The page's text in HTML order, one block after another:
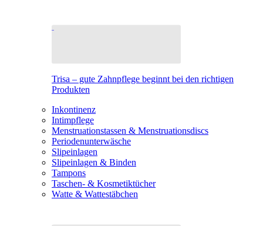
Trisa – gute Zahnpflege beginnt bei den richtigen
Produkten
Inkontinenz
Intimpflege
Menstruationstassen & Menstruationsdiscs
Periodenunterwäsche
Slipeinlagen
Slipeinlagen & Binden
Tampons
Taschen- & Kosmetiktücher
Watte & Wattestäbchen